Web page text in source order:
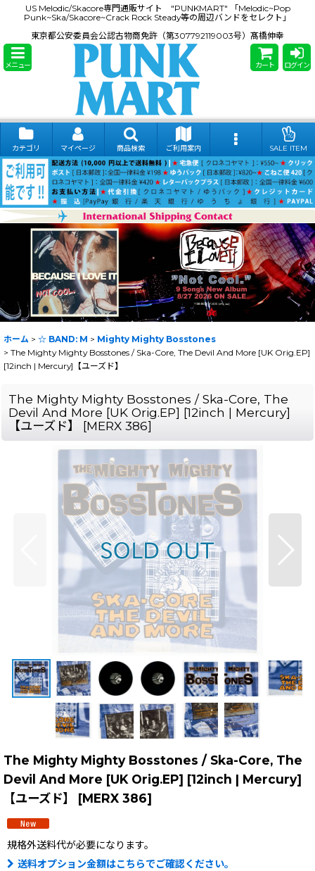
US Melodic/Skacore専門通販サイト "PUNKMART" 「Melodic~Pop
Punk~Ska/Skacore~Crack Rock Steady等の周辺バンドをセレクト」
東京都公安委員会公認古物商免許（第307792119003号）髙橋伸幸
メニュー カート ログイン
カテゴリ マイページ 商品検索 ご利用案内 SALE ITEM
ホーム > ☆ BAND: M > Mighty Mighty Bosstones
> The Mighty Mighty Bosstones / Ska-Core, The Devil And More [UK Orig.EP]
[12inch | Mercury]【ユーズド】
The Mighty Mighty Bosstones / Ska-Core, The
Devil And More [UK Orig.EP] [12inch | Mercury]
【ユーズド】
[MERX 386]
The Mighty Mighty Bosstones / Ska-Core, The
Devil And More [UK Orig.EP] [12inch | Mercury]
【ユーズド】
[MERX 386]
規格外送料代が必要になります。
送料オプション金額はこちらでご確認ください。